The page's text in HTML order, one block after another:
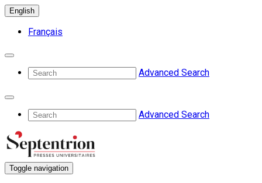
English
Français
Advanced Search
Advanced Search
Toggle navigation